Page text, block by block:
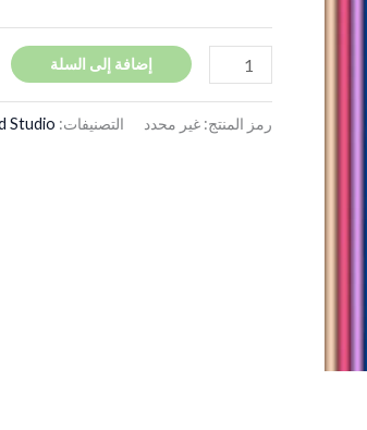
إضافة إلى السلة
رمز المنتج: غير محدد التصنيفات: Studio